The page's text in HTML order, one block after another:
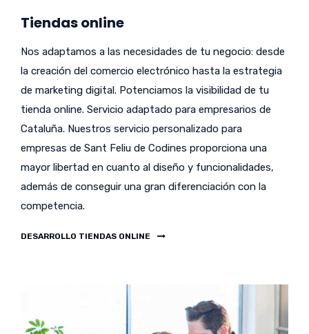
Tiendas online
Nos adaptamos a las necesidades de tu negocio: desde
la creación del comercio electrónico hasta la estrategia
de marketing digital. Potenciamos la visibilidad de tu
tienda online. Servicio adaptado para empresarios de
Cataluña. Nuestros servicio personalizado para
empresas de Sant Feliu de Codines proporciona una
mayor libertad en cuanto al diseño y funcionalidades,
además de conseguir una gran diferenciación con la
competencia.
DESARROLLO TIENDAS ONLINE